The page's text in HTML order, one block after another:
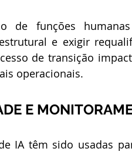
de funções
e exigir
de transição
operacionais.
E
IA têm sido usadas